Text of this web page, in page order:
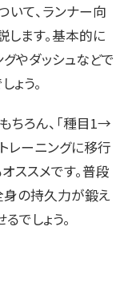
いて、ランナー向
ます。基本的に
やダッシュなどで
う。
ちろん、「種目1→
ーニングに移行
ススメです。普段
身の持久力が鍛え
でしょう。